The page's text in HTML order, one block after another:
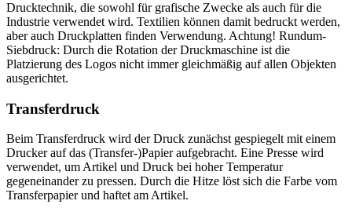
Drucktechnik, die sowohl für grafische Zwecke als auch für die
Industrie verwendet wird. Textilien können damit bedruckt werden,
aber auch Druckplatten finden Verwendung. Achtung! Rundum-
Siebdruck: Durch die Rotation der Druckmaschine ist die
Platzierung des Logos nicht immer gleichmäßig auf allen Objekten
ausgerichtet.
Transferdruck
Beim Transferdruck wird der Druck zunächst gespiegelt mit einem
Drucker auf das (Transfer-)Papier aufgebracht. Eine Presse wird
verwendet, um Artikel und Druck bei hoher Temperatur
gegeneinander zu pressen. Durch die Hitze löst sich die Farbe vom
Transferpapier und haftet am Artikel.